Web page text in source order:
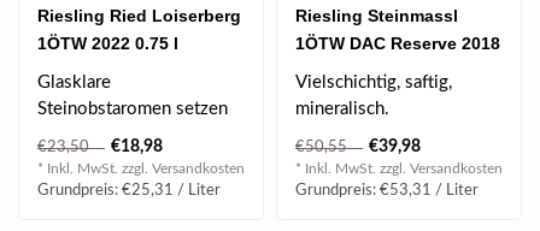
Riesling Ried Loiserberg
1ÖTW 2022 0.75 l
Glasklare
Steinobstaromen setzen
ein erstes Ausrufezeichen.
€23,50 €18,98
* Inkl. MwSt. zzgl. Versandkosten
Grundpreis: €25,31 / Liter
Riesling Steinmassl
1ÖTW DAC Reserve 2018
0.75 l
Vielschichtig, saftig,
mineralisch.
€50,55 €39,98
* Inkl. MwSt. zzgl. Versandkosten
Grundpreis: €53,31 / Liter